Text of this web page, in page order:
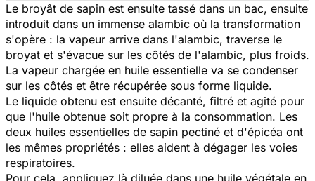
Le broyât de sapin est ensuite tassé dans un bac, ensuite
introduit dans un immense alambic où la transformation
s'opère : la vapeur arrive dans l'alambic, traverse le
broyat et s'évacue sur les côtés de l'alambic, plus froids.
La vapeur chargée en huile essentielle va se condenser
sur les côtés et être récupérée sous forme liquide.
Le liquide obtenu est ensuite décanté, filtré et agité pour
que l'huile obtenue soit propre à la consommation. Les
deux huiles essentielles de sapin pectiné et d'épicéa ont
les mêmes propriétés : elles aident à dégager les voies
respiratoires.
Pour cela, appliquez là diluée dans une huile végétale en